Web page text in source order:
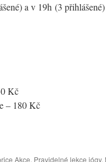
a v 19h (3 přihlášené)
Kč
– 180 Kč
Akce, Pravidelné lekce jógy.